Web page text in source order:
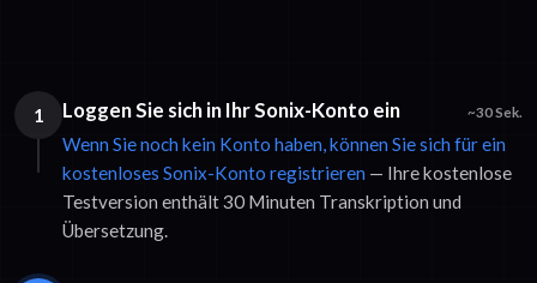
1 Loggen Sie sich in Ihr Sonix-Konto ein ~30 Sek.
Wenn Sie noch kein Konto haben, können Sie sich für ein
kostenloses Sonix-Konto registrieren — Ihre kostenlose
Testversion enthält 30 Minuten Transkription und
Übersetzung.